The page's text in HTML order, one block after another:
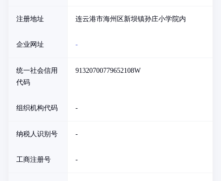
注册地址 连云港市海州区新坝镇孙庄小学院内
企业网址 -
统一社会信用
代码
91320700779652108W
组织机构代码 -
纳税人识别号 -
工商注册号 -